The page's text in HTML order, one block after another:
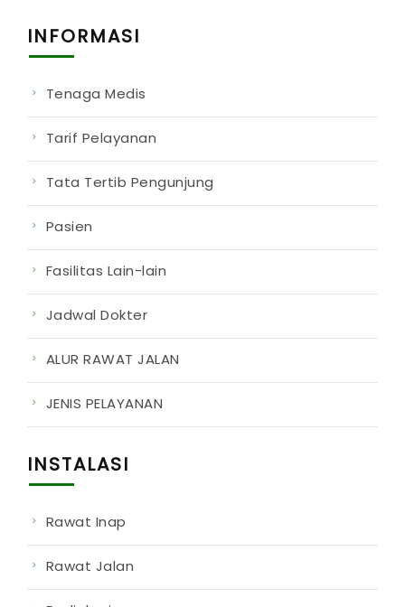
INFORMASI
Tenaga Medis
Tarif Pelayanan
Tata Tertib Pengunjung
Pasien
Fasilitas Lain-lain
Jadwal Dokter
ALUR RAWAT JALAN
JENIS PELAYANAN
INSTALASI
Rawat Inap
Rawat Jalan